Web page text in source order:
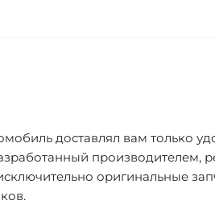
доставлял вам только
производителем,
оригинальные